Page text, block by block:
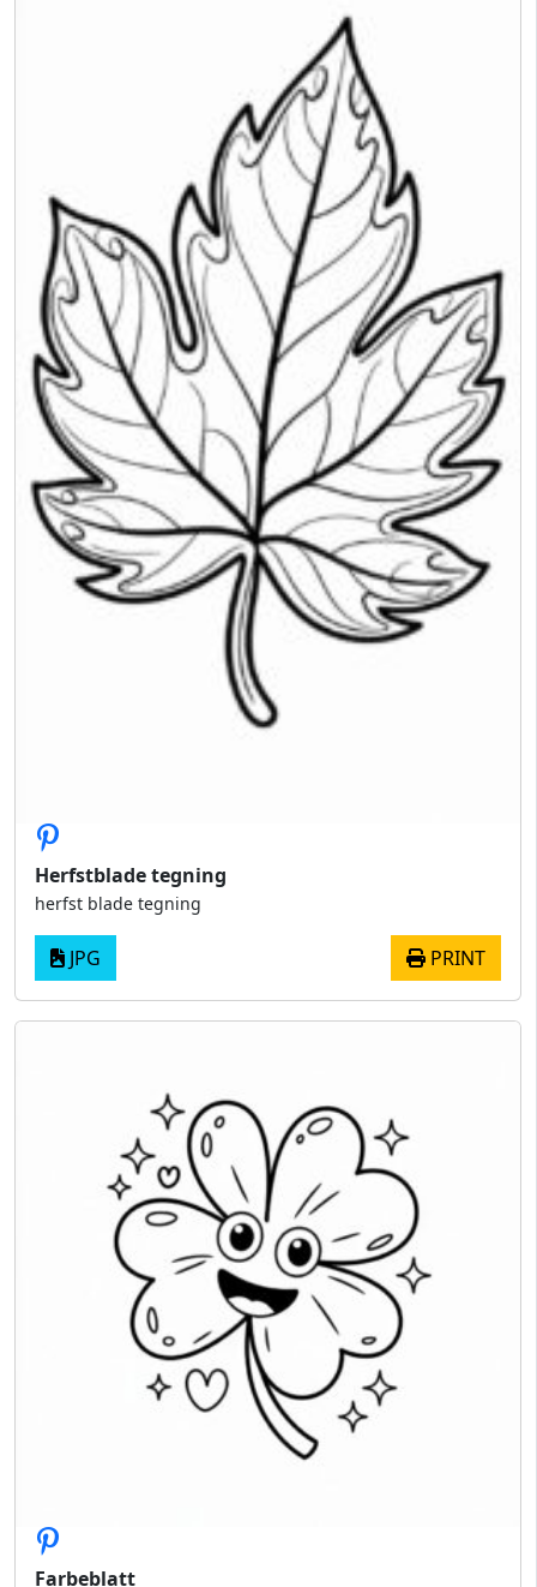
Herfstblade tegning
herfst blade tegning
JPG PRINT
Farbeblatt